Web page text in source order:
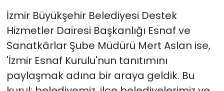
İzmir Büyükşehir Belediyesi Destek
Hizmetler Dairesi Başkanlığı Esnaf ve
Sanatkârlar Şube Müdürü Mert Aslan ise,
'İzmir Esnaf Kurulu'nun tanıtımını
paylaşmak adına bir araya geldik. Bu